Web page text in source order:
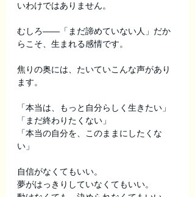
いわけではありません。
むしろ――「まだ諦めていない人」だか
らこそ、生まれる感情です。
焦りの奥には、たいていこんな声があり
ます。
「本当は、もっと自分らしく生きたい」
「まだ終わりたくない」
「本当の自分を、このままにしたくな
い」
自信がなくてもいい。
夢がはっきりしていなくてもいい。